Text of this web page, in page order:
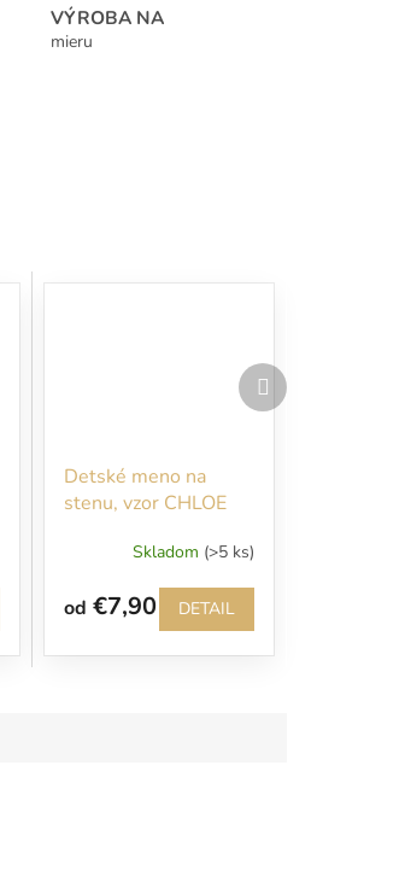
VÝROBA NA
mieru
Detské meno na
stenu, vzor CHLOE
Skladom (>5 ks)
od €7,90 DETAIL
Ďalší
produkt